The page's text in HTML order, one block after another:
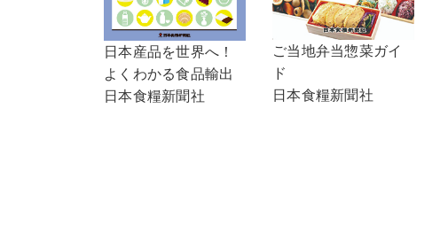
日本産品を世界へ！
よくわかる食品輸出
日本食糧新聞社
ご当地弁当惣菜ガイ
ド
日本食糧新聞社